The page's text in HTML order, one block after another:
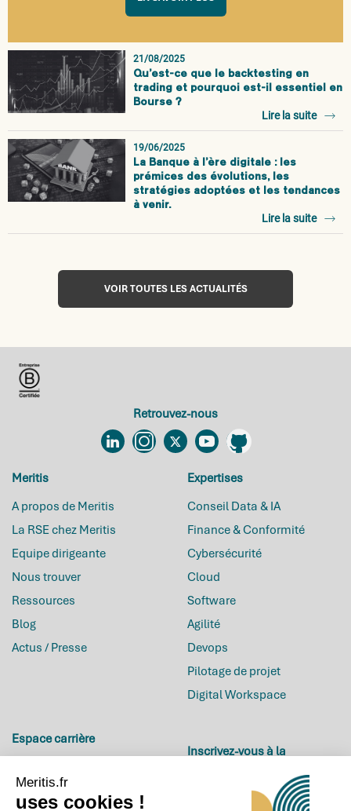
21/08/2025
Qu’est-ce que le backtesting en
trading et pourquoi est-il essentiel en
Bourse ?
Lire la suite
19/06/2025
La Banque à l’ère digitale : les
prémices des évolutions, les
stratégies adoptées et les tendances
à venir.
Lire la suite
VOIR TOUTES LES ACTUALITÉS
Retrouvez-nous
LinkedinInstagram
TwitterYouTubeGithub
Meritis
A propos de Meritis
La RSE chez Meritis
Equipe dirigeante
Nous trouver
Ressources
Blog
Actus / Presse
Expertises
Conseil Data & IA
Finance & Conformité
Cybersécurité
Cloud
Software
Agilité
Devops
Pilotage de projet
Digital Workspace
Espace carrière
Offres d’emploi
Inscrivez-vous à la
Meritis.fr
uses cookies !